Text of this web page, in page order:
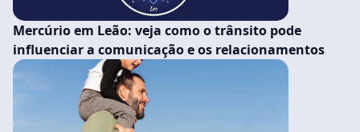
Mercúrio em Leão: veja como o trânsito pode
influenciar a comunicação e os relacionamentos